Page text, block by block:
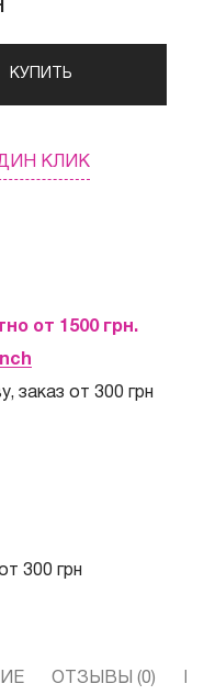
КУПИТЬ
КЛИК
от 1500 грн.
заказ от 300 грн
300 грн
ОТЗЫВЫ (0)